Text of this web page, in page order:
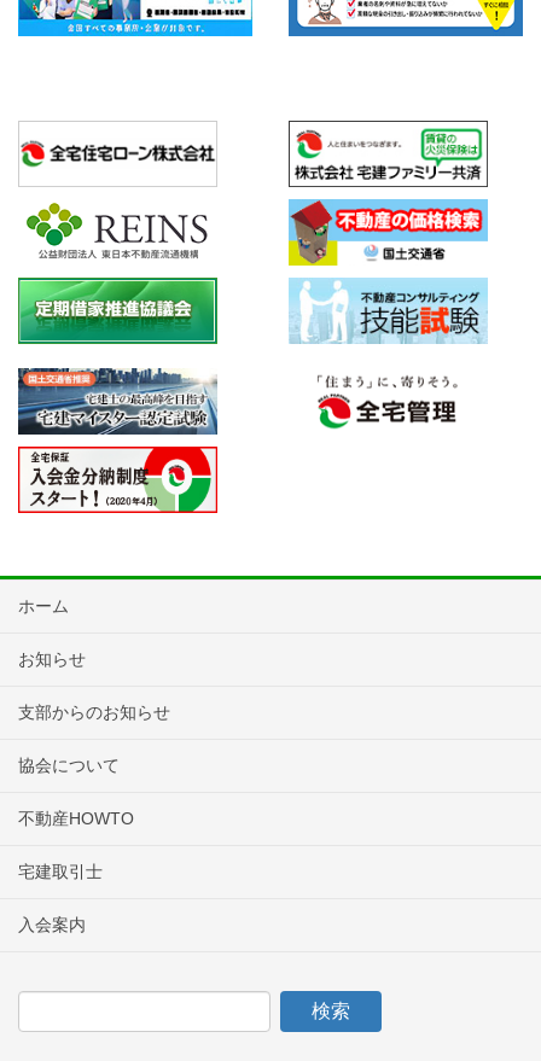
ホーム
お知らせ
支部からのお知らせ
協会について
不動産HOWTO
宅建取引士
入会案内